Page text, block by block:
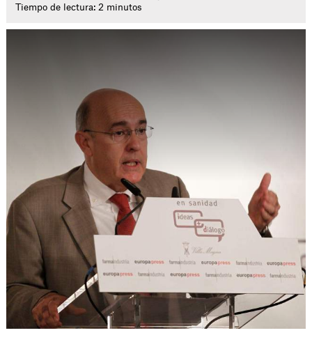
Tiempo de lectura: 2 minutos